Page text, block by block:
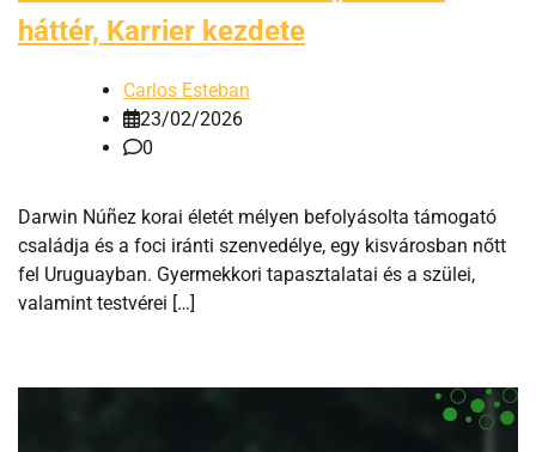
háttér, Karrier kezdete
Carlos Esteban
23/02/2026
0
Darwin Núñez korai életét mélyen befolyásolta támogató
családja és a foci iránti szenvedélye, egy kisvárosban nőtt
fel Uruguayban. Gyermekkori tapasztalatai és a szülei,
valamint testvérei […]